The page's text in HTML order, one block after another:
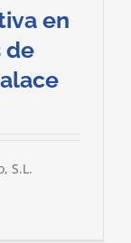
en
de
S.L.